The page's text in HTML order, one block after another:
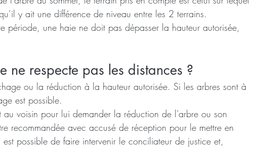
y ait une différence de niveau entre les 2 terrains.
période, une haie ne doit pas dépasser la hauteur autorisée,
ne respecte pas les distances ?
ou la réduction à la hauteur autorisée. Si les arbres sont à
est possible.
voisin pour lui demander la réduction de l’arbre ou son
recommandée avec accusé de réception pour le mettre en
possible de faire intervenir le conciliateur de justice et,